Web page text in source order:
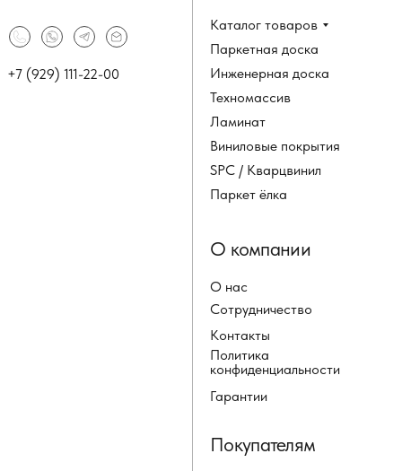
Каталог товаров
Паркетная доска
Инженерная доска
Техномассив
+7 (929) 111-22-00
Ламинат
Виниловые покрытия
SPC / Кварцвинил
Паркет ёлка
О нас
Сотрудничество
Контакты
Политика
конфиденциальности
О компании
Покупателям
Гарантии